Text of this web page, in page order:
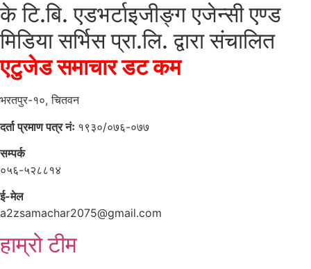
के टि.बि. एडभर्टाइजीङ्ग एजेन्सी एण्ड
मिडिया सर्भिस प्रा.लि. द्वारा संचालित
एटुजेड समाचार डट कम
भरतपुर-१०, चितवन
दर्ता प्रमाण पत्र नंः १९३०/०७६-०७७
सम्पर्क
०५६-५२८८१४
ई-मेल
a2zsamachar2075@gmail.com
हाम्रो टीम